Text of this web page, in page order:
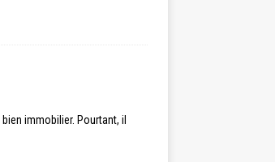
immobilier. Pourtant, il